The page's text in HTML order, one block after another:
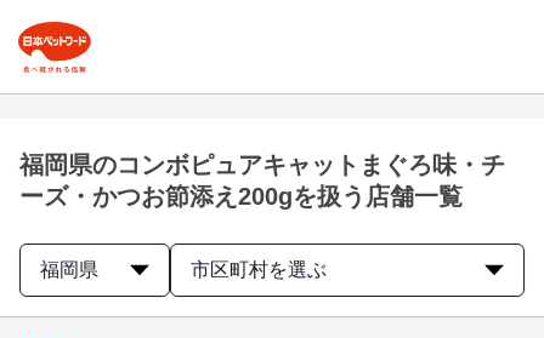
福岡県のコンボピュアキャットまぐろ味・チ
ーズ・かつお節添え200gを扱う店舗一覧
福岡県 市区町村を選ぶ